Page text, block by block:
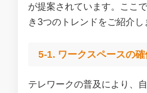
が提案されています。ここ
き3つのトレンドをご紹介し
5-1. ワークスペースの確
テレワークの普及により、